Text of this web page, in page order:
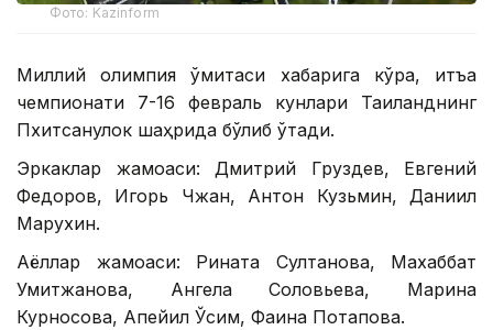
Фото: Kazinform
Миллий олимпия қўмитаси хабарига кўра, қитъа
чемпионати 7-16 февраль кунлари Таиланднинг
Пхитсанулок шаҳрида бўлиб ўтади.
Эркаклар жамоаси: Дмитрий Груздев, Евгений
Федоров, Игорь Чжан, Антон Кузьмин, Даниил
Марухин.
Аёллар жамоаси: Рината Султанова, Махаббат
Умитжанова, Ангела Соловьева, Марина
Курносова, Ақпейил Ўсим, Фаина Потапова.